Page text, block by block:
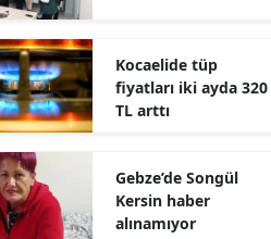
Gaziantep
Giresun
Hakkari
Kocaelide tüp
fiyatları iki ayda 320
TL arttı
Gebze’de Songül
Kersin haber
alınamıyor